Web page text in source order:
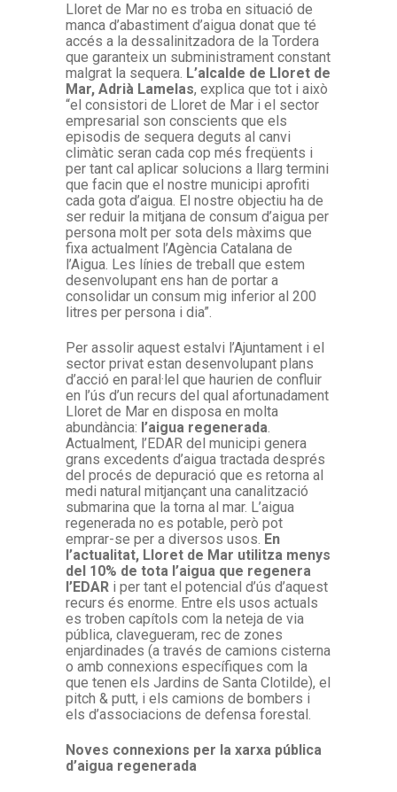
Lloret de Mar no es troba en situació de
manca d’abastiment d’aigua donat que té
accés a la dessalinitzadora de la Tordera
que garanteix un subministrament constant
malgrat la sequera. L’alcalde de Lloret de
Mar, Adrià Lamelas, explica que tot i això
“el consistori de Lloret de Mar i el sector
empresarial son conscients que els
episodis de sequera deguts al canvi
climàtic seran cada cop més freqüents i
per tant cal aplicar solucions a llarg termini
que facin que el nostre municipi aprofiti
cada gota d’aigua. El nostre objectiu ha de
ser reduir la mitjana de consum d’aigua per
persona molt per sota dels màxims que
fixa actualment l’Agència Catalana de
l’Aigua. Les línies de treball que estem
desenvolupant ens han de portar a
consolidar un consum mig inferior al 200
litres per persona i dia”.
Per assolir aquest estalvi l’Ajuntament i el
sector privat estan desenvolupant plans
d’acció en paral·lel que haurien de confluir
en l’ús d’un recurs del qual afortunadament
Lloret de Mar en disposa en molta
abundància: l’aigua regenerada.
Actualment, l’EDAR del municipi genera
grans excedents d’aigua tractada després
del procés de depuració que es retorna al
medi natural mitjançant una canalització
submarina que la torna al mar. L’aigua
regenerada no es potable, però pot
emprar-se per a diversos usos. En
l’actualitat, Lloret de Mar utilitza menys
del 10% de tota l’aigua que regenera
l’EDAR i per tant el potencial d’ús d’aquest
recurs és enorme. Entre els usos actuals
es troben capítols com la neteja de via
pública, clavegueram, rec de zones
enjardinades (a través de camions cisterna
o amb connexions específiques com la
que tenen els Jardins de Santa Clotilde), el
pitch & putt, i els camions de bombers i
els d’associacions de defensa forestal.
Noves connexions per la xarxa pública
d’aigua regenerada